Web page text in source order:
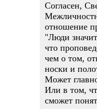
Согласен,
отношение
"Люди
что
чем о том,
носки и
Может
Или в том,
сможет